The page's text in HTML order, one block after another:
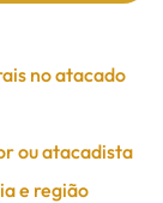
no atacado
ou atacadista
e região